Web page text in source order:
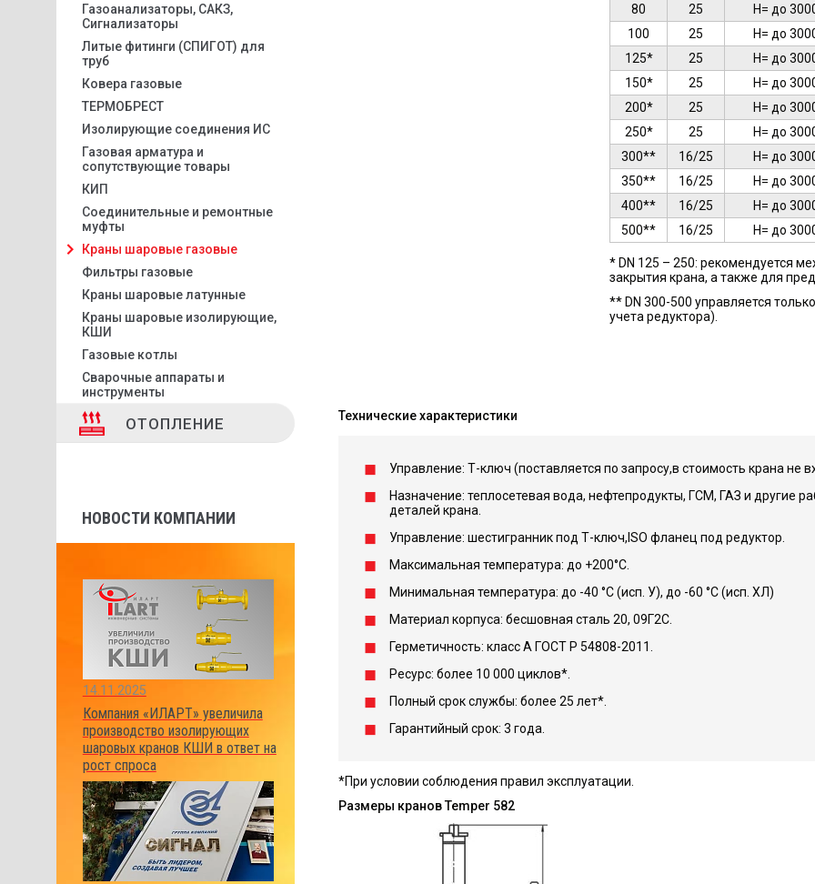
Газоанализаторы, САКЗ,
Сигнализаторы
Литые фитинги (СПИГОТ) для
труб
Ковера газовые
ТЕРМОБРЕСТ
Изолирующие соединения ИС
Газовая арматура и
сопутствующие товары
КИП
Соединительные и ремонтные
муфты
Краны шаровые газовые
Фильтры газовые
Краны шаровые латунные
Краны шаровые изолирующие,
КШИ
Газовые котлы
Сварочные аппараты и
инструменты
ОТОПЛЕНИЕ
НОВОСТИ КОМПАНИИ
14.11.2025
Компания «ИЛАРТ» увеличила
производство изолирующих
шаровых кранов КШИ в ответ на
рост спроса
80
25 Н= до
100
25 Н= до
125*
25 Н= до
150*
25 Н= до
200*
25 Н= до
250*
25 Н= до
300**
16/25 Н= до
350**
16/25 Н= до
400**
16/25 Н= до
500**
16/25 Н= до
* DN 125 – 250: рекомендуется
закрытия крана, а также для
** DN 300-500 управляется
учета редуктора).
Технические характеристики
Управление: Т-ключ (поставляется по запросу,в стоимость крана не
Назначение: теплосетевая вода, нефтепродукты, ГСМ, ГАЗ и другие
деталей крана.
Управление: шестигранник под Т-ключ,ISO фланец под редуктор.
Максимальная температура: до +200°C.
Минимальная температура: до -40 °С (исп. У), до -60 °С (исп. ХЛ)
Материал корпуса: бесшовная сталь 20, 09Г2С.
Герметичность: класс А ГОСТ Р 54808-2011.
Ресурс: более 10 000 циклов*.
Полный срок службы: более 25 лет*.
Гарантийный срок: 3 года.
*При условии соблюдения правил эксплуатации.
Размеры кранов Temper 582